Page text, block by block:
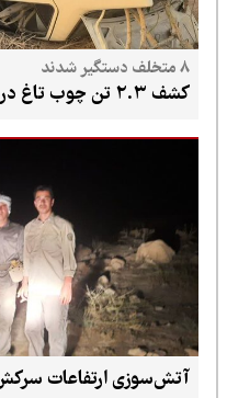
کشف ۲.۳ تن چوب تاغ در کوهپایه اصفهان
آتش‌سوزی ارتفاعات سرکش